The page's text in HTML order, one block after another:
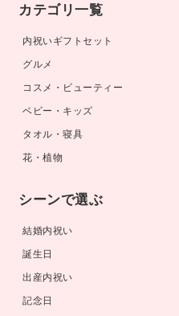
カテゴリ一覧
内祝いギフトセット
グルメ
コスメ・ビューティー
ベビー・キッズ
タオル・寝具
花・植物
シーンで選ぶ
結婚内祝い
誕生日
出産内祝い
記念日